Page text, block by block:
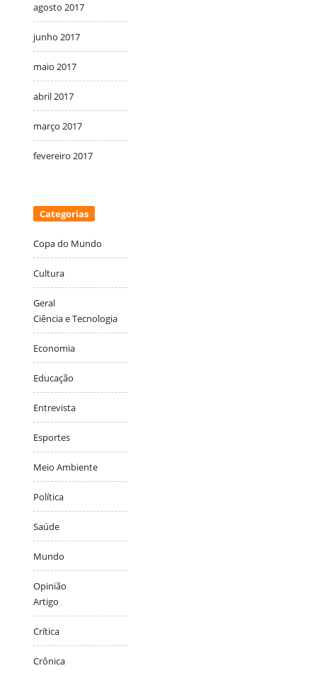
agosto 2017
junho 2017
maio 2017
abril 2017
março 2017
fevereiro 2017
Categorias
Copa do Mundo
Cultura
Geral
Ciência e Tecnologia
Economia
Educação
Entrevista
Esportes
Meio Ambiente
Política
Saúde
Mundo
Opinião
Artigo
Crítica
Crônica